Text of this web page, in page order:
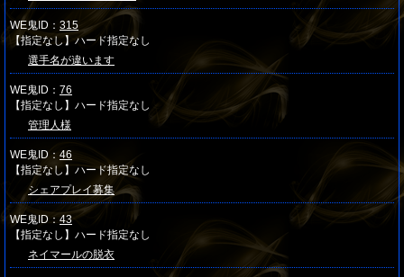
WE鬼ID： 315
【指定なし】ハード指定なし
選手名が違います
WE鬼ID： 76
【指定なし】ハード指定なし
管理人様
WE鬼ID： 46
【指定なし】ハード指定なし
シェアプレイ募集
WE鬼ID： 43
【指定なし】ハード指定なし
ネイマールの脱衣